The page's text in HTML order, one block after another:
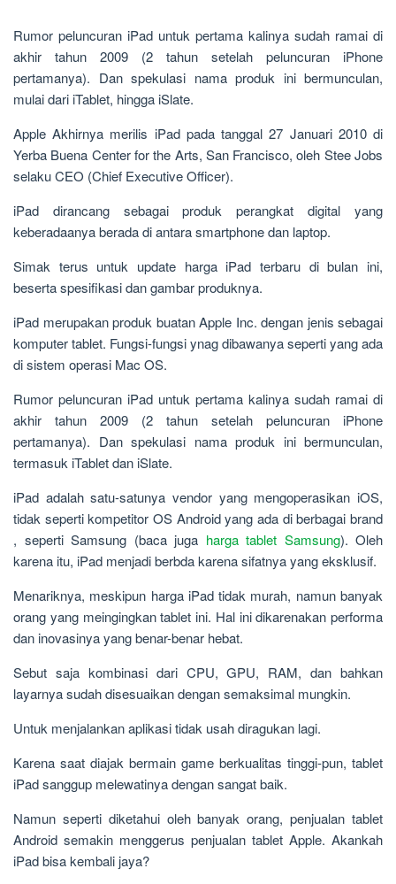
Rumor peluncuran iPad untuk pertama kalinya sudah ramai di
akhir tahun 2009 (2 tahun setelah peluncuran iPhone
pertamanya). Dan spekulasi nama produk ini bermunculan,
mulai dari iTablet, hingga iSlate.
Apple Akhirnya merilis iPad pada tanggal 27 Januari 2010 di
Yerba Buena Center for the Arts, San Francisco, oleh Stee Jobs
selaku CEO (Chief Executive Officer).
iPad dirancang sebagai produk perangkat digital yang
keberadaanya berada di antara smartphone dan laptop.
Simak terus untuk update harga iPad terbaru di bulan ini,
beserta spesifikasi dan gambar produknya.
iPad merupakan produk buatan Apple Inc. dengan jenis sebagai
komputer tablet. Fungsi-fungsi ynag dibawanya seperti yang ada
di sistem operasi Mac OS.
Rumor peluncuran iPad untuk pertama kalinya sudah ramai di
akhir tahun 2009 (2 tahun setelah peluncuran iPhone
pertamanya). Dan spekulasi nama produk ini bermunculan,
termasuk iTablet dan iSlate.
iPad adalah satu-satunya vendor yang mengoperasikan iOS,
tidak seperti kompetitor OS Android yang ada di berbagai brand
, seperti Samsung (baca juga harga tablet Samsung). Oleh
karena itu, iPad menjadi berbda karena sifatnya yang eksklusif.
Menariknya, meskipun harga iPad tidak murah, namun banyak
orang yang meingingkan tablet ini. Hal ini dikarenakan performa
dan inovasinya yang benar-benar hebat.
Sebut saja kombinasi dari CPU, GPU, RAM, dan bahkan
layarnya sudah disesuaikan dengan semaksimal mungkin.
Untuk menjalankan aplikasi tidak usah diragukan lagi.
Karena saat diajak bermain game berkualitas tinggi-pun, tablet
iPad sanggup melewatinya dengan sangat baik.
Namun seperti diketahui oleh banyak orang, penjualan tablet
Android semakin menggerus penjualan tablet Apple. Akankah
iPad bisa kembali jaya?